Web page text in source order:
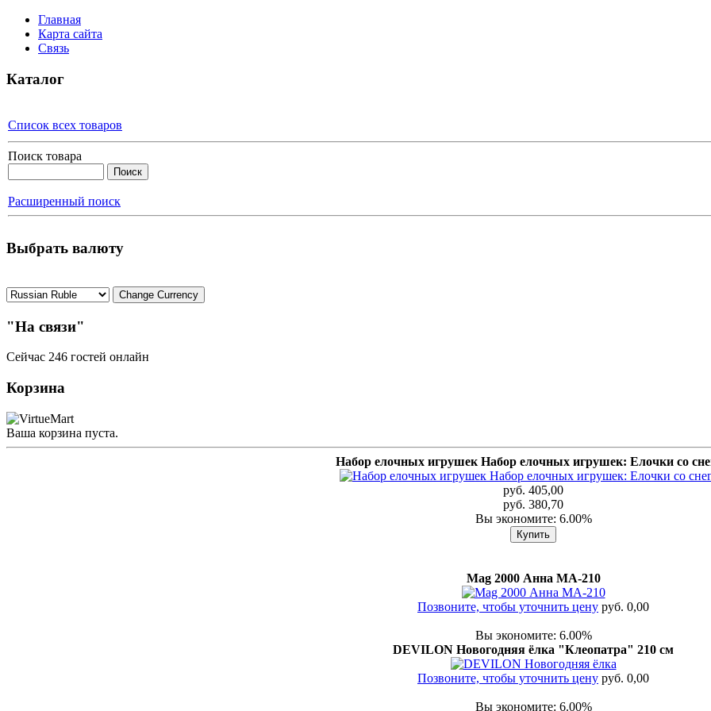
Главная
Карта сайта
Связь
Каталог
Список всех товаров
Поиск товара
Расширенный поиск
Выбрать валюту
"На связи"
Сейчас 246 гостей онлайн
Корзина
Ваша корзина пуста.
Набор елочных игрушек Набор елочных игрушек: Елочки со
руб. 405,00
руб. 380,70
Вы экономите: 6.00%
Mag 2000 Анна МА-210
Позвоните, чтобы уточнить цену руб. 0,00
Вы экономите: 6.00%
DEVILON Новогодняя ёлка "Клеопатра" 210 см
Позвоните, чтобы уточнить цену руб. 0,00
Вы экономите: 6.00%